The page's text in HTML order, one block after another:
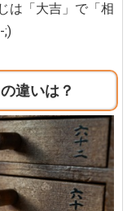
は「大吉」で「相
;)
違いは？